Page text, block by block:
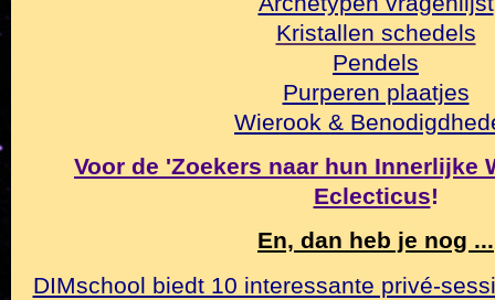
Kristallen schedels
Pendels
Purperen plaatjes
Wierook &
Voor de 'Zoekers naar hun Innerlijke
Eclecticus!
En, dan heb je nog ...
DIMschool biedt 10 interessante privé-